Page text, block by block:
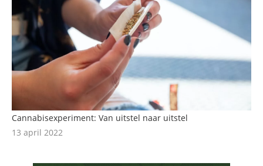
Cannabisexperiment: Van uitstel naar uitstel
13 april 2022